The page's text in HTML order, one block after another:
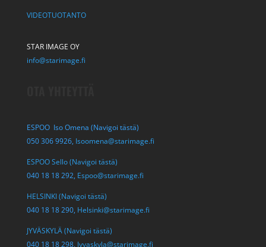
VIDEOTUOTANTO
STAR IMAGE OY
info@starimage.fi
ESPOO Iso Omena (Navigoi tästä)
050 306 9926, Isoomena@starimage.fi
ESPOO Sello (Navigoi tästä)
040 18 18 292, Espoo@starimage.fi
HELSINKI (Navigoi tästä)
040 18 18 290, Helsinki@starimage.fi
JYVÄSKYLÄ (Navigoi tästä)
040 18 18 298, Jyvaskyla@starimage.fi